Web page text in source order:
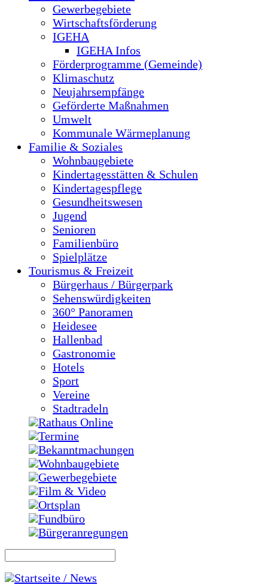
Gewerbegebiete
Wirtschaftsförderung
IGEHA
IGEHA Infos
Förderprogramme (Gemeinde)
Klimaschutz
Neujahrsempfänge
Geförderte Maßnahmen
Umwelt
Kommunale Wärmeplanung
Familie & Soziales
Wohnbaugebiete
Kindertagesstätten & Schulen
Kindertagespflege
Gesundheitswesen
Jugend
Senioren
Familienbüro
Spielplätze
Tourismus & Freizeit
Bürgerhaus / Bürgerpark
Sehenswürdigkeiten
360° Panoramen
Heidesee
Hallenbad
Gastronomie
Hotels
Sport
Vereine
Stadtradeln
Rathaus Online
Termine
Bekanntmachungen
Wohnbaugebiete
Gewerbegebiete
Film & Video
Ortsplan
Fundbüro
Bürgeranregungen
Startseite / News